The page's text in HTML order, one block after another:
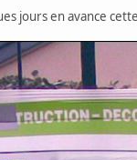
jours en avance